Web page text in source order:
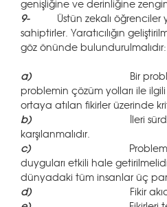
genişliğine ve derinliğine
9- Üstün zekalı öğrenciler
sahiptirler. Yaratıcılığın
göz önünde
a) Bir
problemin çözüm yolları ile
ortaya atılan fikirler üzerinde
b) İleri
karşılanmalıdır.
c)
duyguları etkili hale
dünyadaki tüm insanlar üç
d) Fikir